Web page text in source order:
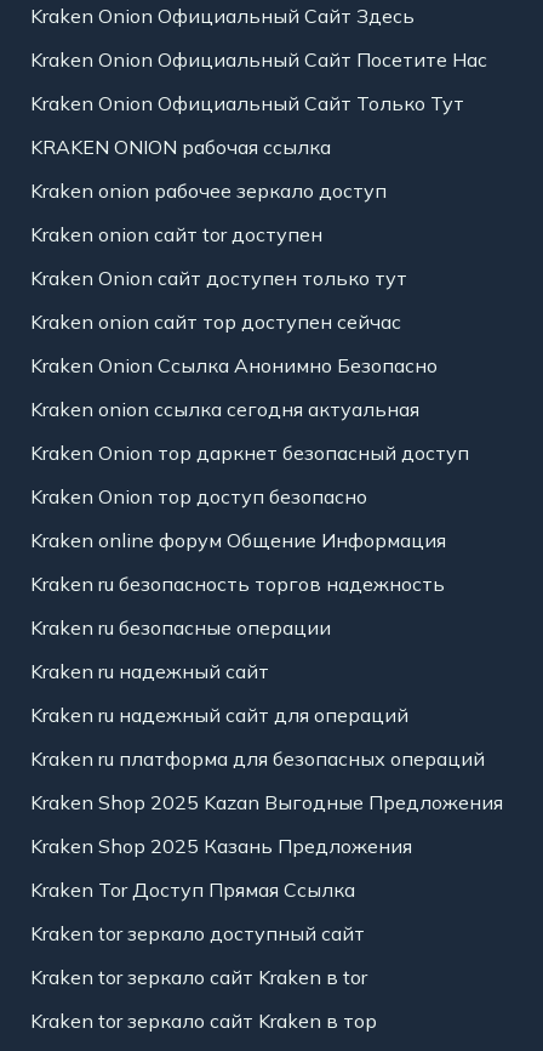
Kraken Onion Официальный Сайт Здесь
Kraken Onion Официальный Сайт Посетите Нас
Kraken Onion Официальный Сайт Только Тут
KRAKEN ONION рабочая ссылка
Kraken onion рабочее зеркало доступ
Kraken onion сайт tor доступен
Kraken Onion сайт доступен только тут
Kraken onion сайт тор доступен сейчас
Kraken Onion Ссылка Анонимно Безопасно
Kraken onion ссылка сегодня актуальная
Kraken Onion тор даркнет безопасный доступ
Kraken Onion тор доступ безопасно
Kraken online форум Общение Информация
Kraken ru безопасность торгов надежность
Kraken ru безопасные операции
Kraken ru надежный сайт
Kraken ru надежный сайт для операций
Kraken ru платформа для безопасных операций
Kraken Shop 2025 Kazan Выгодные Предложения
Kraken Shop 2025 Казань Предложения
Kraken Tor Доступ Прямая Ссылка
Kraken tor зеркало доступный сайт
Kraken tor зеркало сайт Kraken в tor
Kraken tor зеркало сайт Kraken в тор